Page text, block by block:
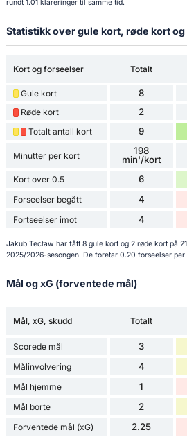
rundt 1.01 klareringer til samme tid.
Statistikk over gule kort, røde kort
Kort og forseelser Totalt
Gule kort 8
Røde kort 2
Totalt antall kort 9
Minutter per kort
198
min'/kort
Kort over 0.5 6
Forseelser begått 4
Fortseelser imot 4
Jakub Tecław har fått 8 gule kort og 2 røde kort på
2025/2026-sesongen. De foretar 0.20 forseelser per
Mål og xG (forventede mål)
Mål, xG, skudd Totalt
Scorede mål 3
Målinvolvering 4
Mål hjemme 1
Mål borte 2
Forventede mål (xG) 2.25